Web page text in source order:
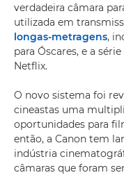
verdadeira câmara
utilizada em
longas-metragens,
para Óscares, e a
Netflix.
O novo sistema foi
cineastas uma
oportunidades para
então, a Canon tem
indústria
câmaras que foram